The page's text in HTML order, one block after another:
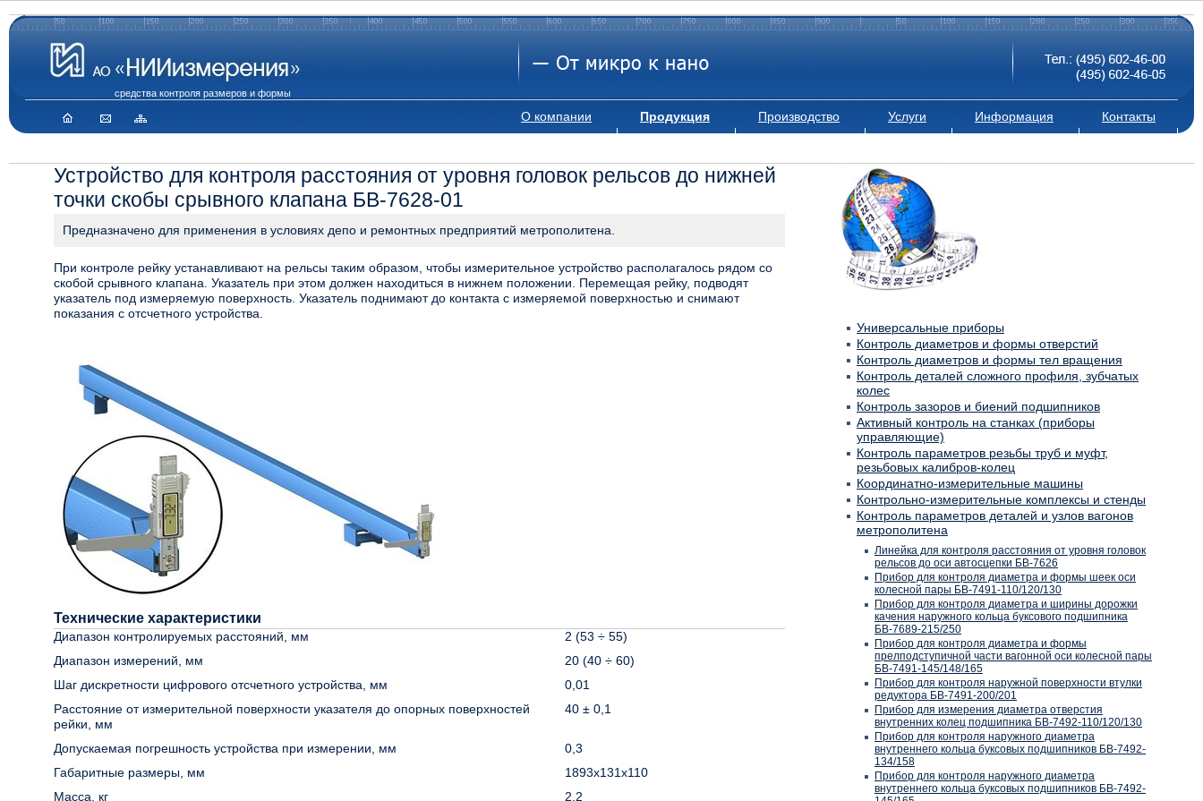
средства контроля размеров и формы
О компании Продукция Производство Услуги Информация Контакты
Устройство для контроля расстояния от уровня головок рельсов до нижней
точки скобы срывного клапана БВ-7628-01
Предназначено для применения в условиях депо и ремонтных предприятий метрополитена.
При контроле рейку устанавливают на рельсы таким образом, чтобы измерительное устройство располагалось рядом со
скобой срывного клапана. Указатель при этом должен находиться в нижнем положении. Перемещая рейку, подводят
указатель под измеряемую поверхность. Указатель поднимают до контакта с измеряемой поверхностью и снимают
показания с отсчетного устройства.
Технические характеристики
Диапазон контролируемых расстояний, мм
2 (53 ÷ 55)
Диапазон измерений, мм
20 (40 ÷ 60)
Шаг дискретности цифрового отсчетного устройства, мм
0,01
Расстояние от измерительной поверхности указателя до опорных поверхностей
рейки, мм
40 ± 0,1
Допускаемая погрешность устройства при измерении, мм
0,3
Габаритные размеры, мм
1893х131х110
Масса, кг
2,2
Универсальные приборы
Контроль диаметров и формы отверстий
Контроль диаметров и формы тел вращения
Контроль деталей сложного профиля, зубчатых
колес
Контроль зазоров и биений подшипников
Активный контроль на станках (приборы
управляющие)
Контроль параметров резьбы труб и муфт,
резьбовых калибров-колец
Координатно-измерительные машины
Контрольно-измерительные комплексы и стенды
Контроль параметров деталей и узлов вагонов
метрополитена
Линейка для контроля расстояния от уровня головок
рельсов до оси автосцепки БВ-7626
Прибор для контроля диаметра и формы шеек оси
колесной пары БВ-7491-110/120/130
Прибор для контроля диаметра и ширины дорожки
качения наружного кольца буксового подшипника
БВ-7689-215/250
Прибор для контроля диаметра и формы
прелподступичной части вагонной оси колесной пары
БВ-7491-145/148/165
Прибор для контроля наружной поверхности втулки
редуктора БВ-7491-200/201
Прибор для измерения диаметра отверстия
внутренних колец подшипника БВ-7492-110/120/130
Прибор для контроля наружного диаметра
внутреннего кольца буксовых подшипников БВ-7492-
134/158
Прибор для контроля наружного диаметра
внутреннего кольца буксовых подшипников БВ-7492-